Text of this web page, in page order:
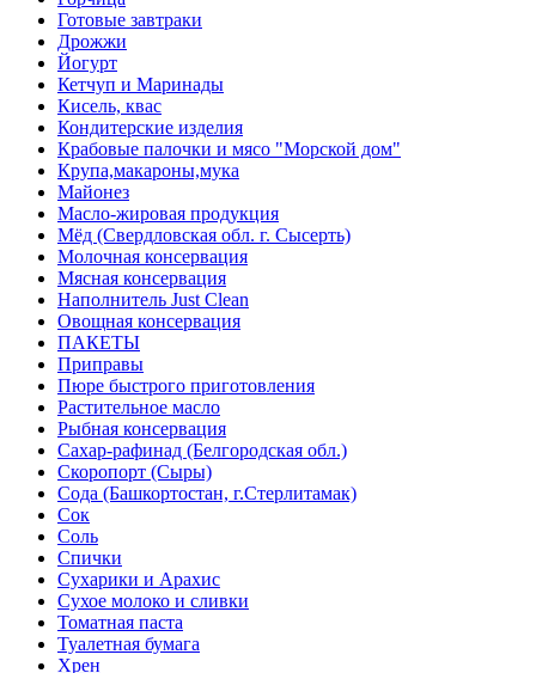
Готовые завтраки
Дрожжи
Йогурт
Кетчуп и Маринады
Кисель, квас
Кондитерские изделия
Крабовые палочки и мясо "Морской дом"
Крупа,макароны,мука
Майонез
Масло-жировая продукция
Мёд (Свердловская обл. г. Сысерть)
Молочная консервация
Мясная консервация
Наполнитель Just Clean
Овощная консервация
ПАКЕТЫ
Приправы
Пюре быстрого приготовления
Растительное масло
Рыбная консервация
Сахар-рафинад (Белгородская обл.)
Скоропорт (Сыры)
Сода (Башкортостан, г.Стерлитамак)
Сок
Соль
Спички
Сухарики и Арахис
Сухое молоко и сливки
Томатная паста
Туалетная бумага
Хрен